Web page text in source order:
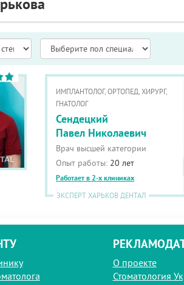
ИМПЛАНТОЛОГ, ОРТОПЕД, ХИРУРГ,
ГНАТОЛОГ
Сендецкий
Павел Николаевич
Врач высшей категории
Опыт работы: 20 лет
Работает в 2-х клиниках
ЭКСПЕРТ ХАРЬКОВ ДЕНТАЛ
О проекте
Стоматология